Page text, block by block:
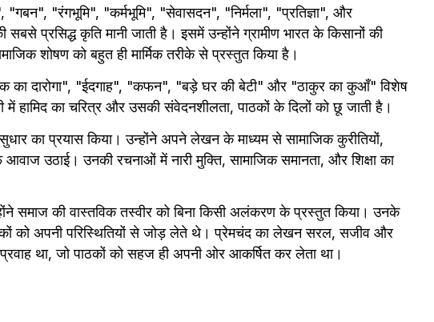
"रंगभूमि", "कर्मभूमि", "सेवासदन", "निर्मला", "प्रतिज्ञा", और
प्रसिद्ध कृति मानी जाती है। इसमें उन्होंने ग्रामीण भारत के किसानों की
शोषण को बहुत ही मार्मिक तरीके से प्रस्तुत किया है।
का दारोगा", "ईदगाह", "कफन", "बड़े घर की बेटी" और "ठाकुर का कुआँ" विशेष
हामिद का चरित्र और उसकी संवेदनशीलता, पाठकों के दिलों को छू जाती है।
का प्रयास किया। उन्होंने अपने लेखन के माध्यम से सामाजिक कुरीतियों,
उठाई। उनकी रचनाओं में नारी मुक्ति, सामाजिक समानता, और शिक्षा का
समाज की वास्तविक तस्वीर को बिना किसी अलंकरण के प्रस्तुत किया। उनके
को अपनी परिस्थितियों से जोड़ लेते थे। प्रेमचंद का लेखन सरल, सजीव और
था, जो पाठकों को सहज ही अपनी ओर आकर्षित कर लेता था।